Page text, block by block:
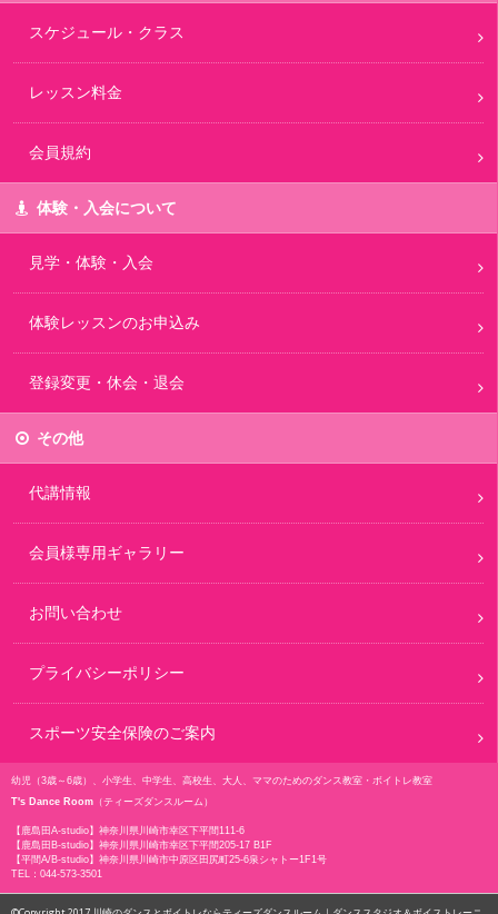
スケジュール・クラス
レッスン料金
会員規約
体験・入会について
見学・体験・入会
体験レッスンのお申込み
登録変更・休会・退会
その他
代講情報
会員様専用ギャラリー
お問い合わせ
プライバシーポリシー
スポーツ安全保険のご案内
幼児（3歳～6歳）、小学生、中学生、高校生、大人、ママのためのダンス教室・ボイトレ教室
T's Dance Room （ティーズダンスルーム）
【鹿島田A-studio】 神奈川県川崎市幸区下平間111-6
【鹿島田B-studio】 神奈川県川崎市幸区下平間205-17 B1F
【平間A/B-studio】 神奈川県川崎市中原区田尻町25-6泉シャトー1F1号
TEL： 044-573-3501